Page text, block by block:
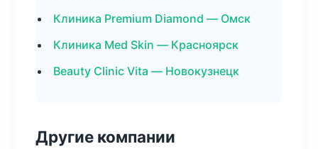
Клиника Premium Diamond — Омск
Клиника Med Skin — Красноярск
Beauty Clinic Vita — Новокузнецк
Другие компании